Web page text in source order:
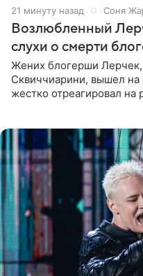
21 минуту назад Соня
Возлюбленный
слухи о смерти
Жених блогерши
Сквиччиарини, вышел на
жестко отреагировал на